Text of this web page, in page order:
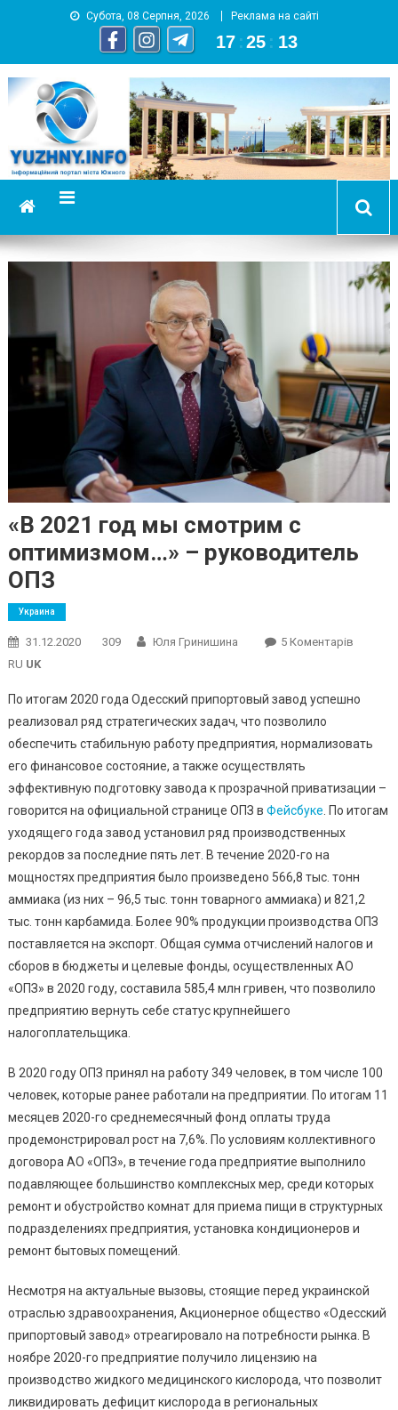
Субота, 08 Серпня, 2026 Реклама на сайті
17 :25 : 14
YUZHNY.INFO
информационный портал города Южный
«В 2021 год мы смотрим с
оптимизмом…» – руководитель
ОПЗ
Украина
31.12.2020 309 Юля Гринишина 5 КоментарівДо
Год
RU UK
По итогам 2020 года Одесский припортовый завод успешно
реализовал ряд стратегических задач, что позволило
обеспечить стабильную работу предприятия, нормализовать
его финансовое состояние, а также осуществлять
эффективную подготовку завода к прозрачной приватизации –
говорится на официальной странице ОПЗ в Фейсбуке . По итогам
уходящего года завод установил ряд производственных
рекордов за последние пять лет. В течение 2020-го на
мощностях предприятия было произведено 566,8 тыс. тонн
аммиака (из них – 96,5 тыс. тонн товарного аммиака) и 821,2
тыс. тонн карбамида. Более 90% продукции производства ОПЗ
поставляется на экспорт. Общая сумма отчислений налогов и
сборов в бюджеты и целевые фонды, осуществленных АО
«ОПЗ» в 2020 году, составила 585,4 млн гривен, что позволило
предприятию вернуть себе статус крупнейшего
налогоплательщика.
В 2020 году ОПЗ принял на работу 349 человек, в том числе 100
человек, которые ранее работали на предприятии. По итогам 11
месяцев 2020-го среднемесячный фонд оплаты труда
продемонстрировал рост на 7,6%. По условиям коллективного
договора АО «ОПЗ», в течение года предприятие выполнило
подавляющее большинство комплексных мер, среди которых
ремонт и обустройство комнат для приема пищи в структурных
подразделениях предприятия, установка кондиционеров и
ремонт бытовых помещений.
Несмотря на актуальные вызовы, стоящие перед украинской
отраслью здравоохранения, Акционерное общество «Одесский
припортовый завод» отреагировало на потребности рынка. В
ноябре 2020-го предприятие получило лицензию на
производство жидкого медицинского кислорода, что позволит
ликвидировать дефицит кислорода в региональных